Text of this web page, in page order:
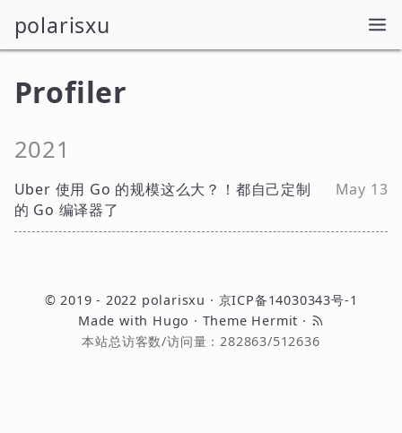
polarisxu
Profiler
2021
Uber 使用 Go 的规模这么大？！都自己定制
的 Go 编译器了
May 13
© 2019 - 2022 polarisxu · 京ICP备14030343号-1
Made with Hugo · Theme Hermit ·
本站总访客数/访问量：282863/512636